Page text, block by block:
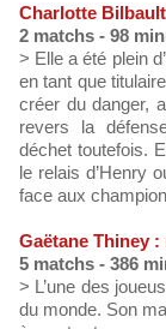
Charlotte
2 matchs - 98
> Elle a été plein
en tant que
créer du danger,
revers la
déchet toutefois.
le relais d’Henry
face aux
Gaëtane Thiney :
5 matchs - 386
> L’une des
du monde. Son